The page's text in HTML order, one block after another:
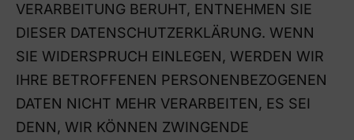
VERARBEITUNG BERUHT, ENTNEHMEN SIE
DIESER DATENSCHUTZERKLÄRUNG. WENN
SIE WIDERSPRUCH EINLEGEN, WERDEN WIR
IHRE BETROFFENEN PERSONENBEZOGENEN
DATEN NICHT MEHR VERARBEITEN, ES SEI
DENN, WIR KÖNNEN ZWINGENDE